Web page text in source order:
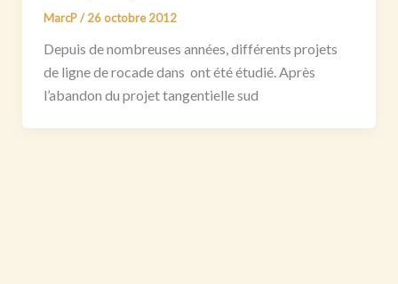
MarcP/26 octobre 2012
Depuis de nombreuses années, différents projets
de ligne de rocade dans ont été étudié. Après
l’abandon du projet tangentielle sud